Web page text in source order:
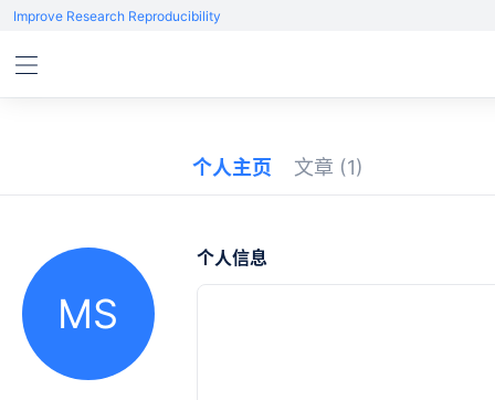
Improve Research Reproducibility
个人主页 文章 (1)
MS
个人信息